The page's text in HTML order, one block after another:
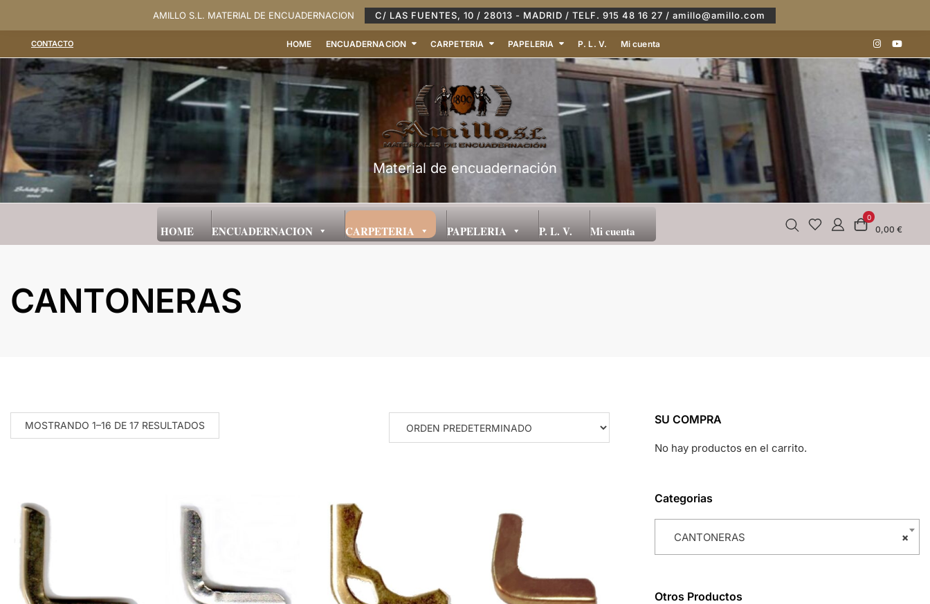
al
contenido
AMILLO S.L. MATERIAL DE ENCUADERNACION C/ LAS FUENTES, 10 / 28013 - MADRID / TELF. 915 48 16 27 / amillo@amillo.com
CONTACTO HOME ENCUADERNACION CARPETERIA PAPELERIA P. L. V. Mi cuenta
Material de encuadernación
HOME ENCUADERNACION CARPETERIA PAPELERIA P. L. V. Mi cuenta
0
0,00 €
CANTONERAS
MOSTRANDO 1–16 DE 17 RESULTADOS SU COMPRA
No hay productos en el carrito.
Categorias
×
CANTONERAS
Otros Productos